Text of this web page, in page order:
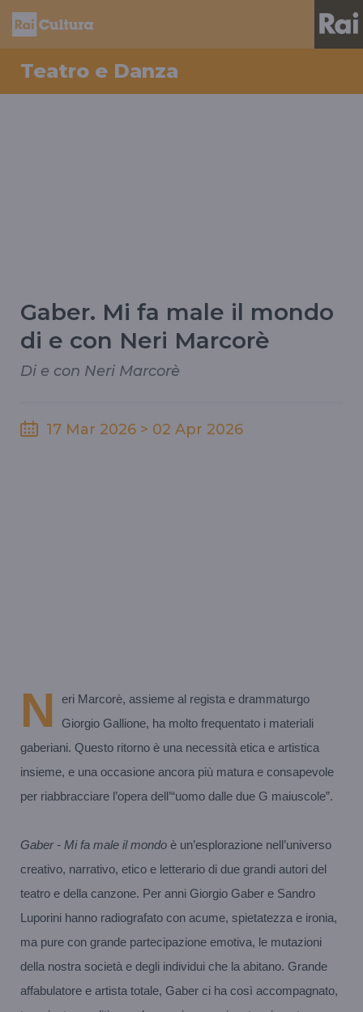
Teatro e Danza
Gaber. Mi fa male il mondo
di e con Neri Marcorè
Di e con Neri Marcorè
17 Mar 2026 > 02 Apr 2026
N
eri Marcorè, assieme al regista e drammaturgo
Giorgio Gallione, ha molto frequentato i materiali
gaberiani. Questo ritorno è una necessità etica e artistica
insieme, e una occasione ancora più matura e consapevole
per riabbracciare l’opera dell’“uomo dalle due G maiuscole”.
Gaber - Mi fa male il mondo è un’esplorazione nell’universo
creativo, narrativo, etico e letterario di due grandi autori del
teatro e della canzone. Per anni Giorgio Gaber e Sandro
Luporini hanno radiografato con acume, spietatezza e ironia,
ma pure con grande partecipazione emotiva, le mutazioni
della nostra società e degli individui che la abitano. Grande
affabulatore e artista totale, Gaber ci ha così accompagnato,